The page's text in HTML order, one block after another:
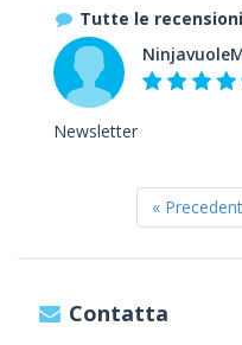
Tutte le
Newsletter
«
Contatta